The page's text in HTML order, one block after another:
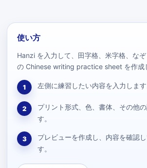
使い方
Hanzi を入力して、田字格、米字格、な
の Chinese writing practice sheet を作成
1 左側に練習したい内容を入力します
2
プリント形式、色、書体、その他
す。
3
プレビューを作成し、内容を確認
す。